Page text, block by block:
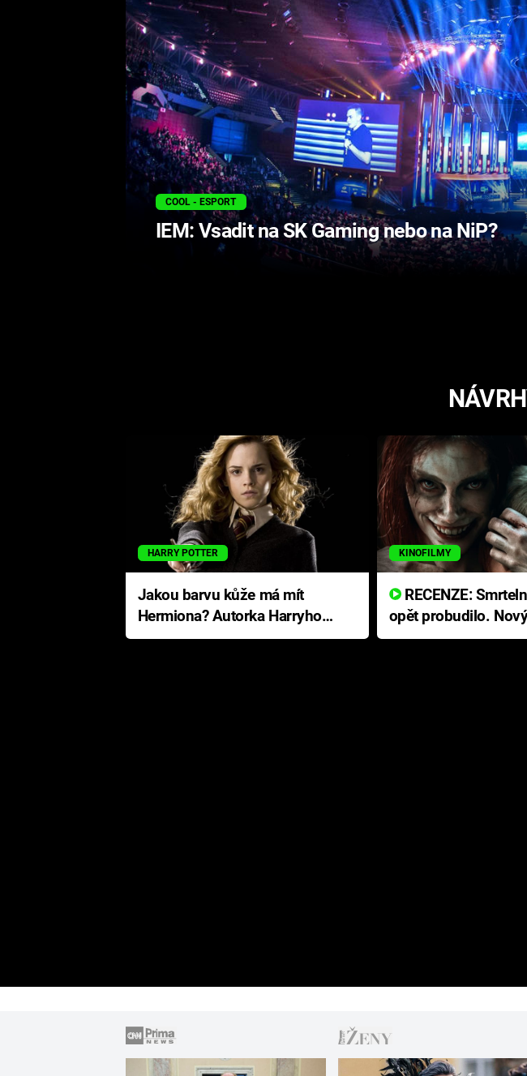
COOL - ESPORT
IEM: Vsadit na SK Gaming nebo na NiP?
HARRY POTTER
Jakou barvu kůže má mít
Hermiona? Autorka Harryho
Pottera přišla s ráznou
KINOFILMY
RECENZE: Smrtelné zlo se
opět probudilo.
přichází s